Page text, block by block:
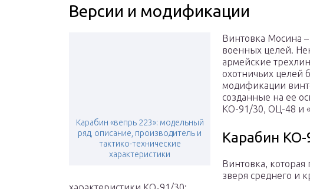
Версии и модификации
Карабин «вепрь 223»: модельный
ряд, описание, производитель и
тактико-технические
характеристики
Винтовка Мосина
военных целей.
армейские
охотничьих целей
модификации
созданные на ее
КО-91/30, ОЦ-48 и
Карабин
Винтовка, которая
зверя среднего и